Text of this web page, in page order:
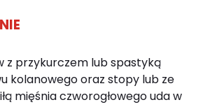
z przykurczem lub spastyką
kolanowego oraz stopy lub ze
mięśnia czworogłowego uda w